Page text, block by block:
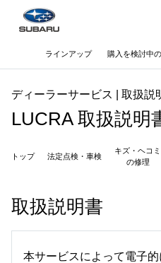
ラインアップ 購入を検討中
ディーラーサービス | 取扱説
LUCRA 取扱説明
トップ 法定点検・車検
キズ・ヘコミ
の修理
取扱説明書
本サービスによって電子